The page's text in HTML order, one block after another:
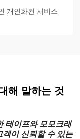
개인화된 서비스
해 말하는 것
명한 테이프 없이
학습 장애를 해결